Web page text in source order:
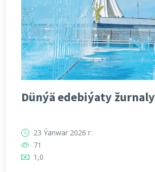
Dünýä edebiýaty žurnaly
23 Ýanwar 2026 г.
71
1,0